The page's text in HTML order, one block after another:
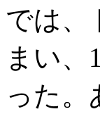
では、
まい
った。